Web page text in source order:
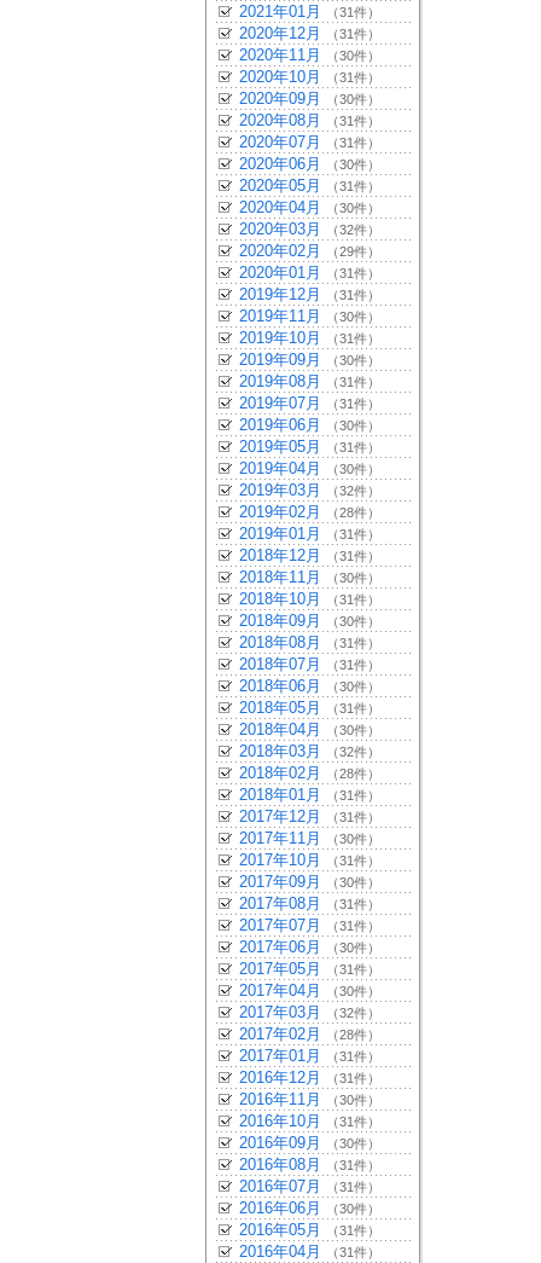
2021年01月 （31件）
2020年12月 （31件）
2020年11月 （30件）
2020年10月 （31件）
2020年09月 （30件）
2020年08月 （31件）
2020年07月 （31件）
2020年06月 （30件）
2020年05月 （31件）
2020年04月 （30件）
2020年03月 （32件）
2020年02月 （29件）
2020年01月 （31件）
2019年12月 （31件）
2019年11月 （30件）
2019年10月 （31件）
2019年09月 （30件）
2019年08月 （31件）
2019年07月 （31件）
2019年06月 （30件）
2019年05月 （31件）
2019年04月 （30件）
2019年03月 （32件）
2019年02月 （28件）
2019年01月 （31件）
2018年12月 （31件）
2018年11月 （30件）
2018年10月 （31件）
2018年09月 （30件）
2018年08月 （31件）
2018年07月 （31件）
2018年06月 （30件）
2018年05月 （31件）
2018年04月 （30件）
2018年03月 （32件）
2018年02月 （28件）
2018年01月 （31件）
2017年12月 （31件）
2017年11月 （30件）
2017年10月 （31件）
2017年09月 （30件）
2017年08月 （31件）
2017年07月 （31件）
2017年06月 （30件）
2017年05月 （31件）
2017年04月 （30件）
2017年03月 （32件）
2017年02月 （28件）
2017年01月 （31件）
2016年12月 （31件）
2016年11月 （30件）
2016年10月 （31件）
2016年09月 （30件）
2016年08月 （31件）
2016年07月 （31件）
2016年06月 （30件）
2016年05月 （31件）
2016年04月 （31件）